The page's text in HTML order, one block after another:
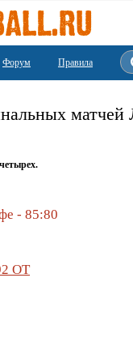
Форум Правила
- 85:80
ОТ